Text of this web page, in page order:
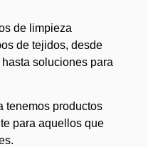
de limpieza
de tejidos, desde
soluciones para
tenemos productos
para aquellos que